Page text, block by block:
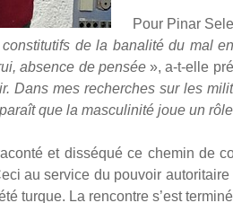
Pour Pinar
de la bana­li­té du mal
absence de pen­sée», a‑t-elle
Dans mes recherches sur les
que la mas­cu­li­ni­té joue un
et dis­sé­qué ce che­min de
au ser­vice du pou­voir
turque. La ren­contre s’est